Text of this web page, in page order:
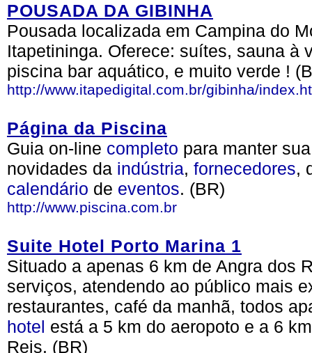
POUSADA DA GIBINHA
Pousada localizada em Campina do
Itapetininga. Oferece: suítes, sauna à
piscina bar aquático, e muito verde !
http://www.itapedigital.com.br/gibinha/
Página da Piscina
Guia on-line completo para manter
novidades da indústria, fornecedores,
calendário de eventos. (BR)
http://www.piscina.com.br
Suite Hotel Porto Marina 1
Situado a apenas 6 km de Angra dos
serviços, atendendo ao público mais
restaurantes, café da manhã, todos
hotel está a 5 km do aeropoto e a 6
Reis. (BR)